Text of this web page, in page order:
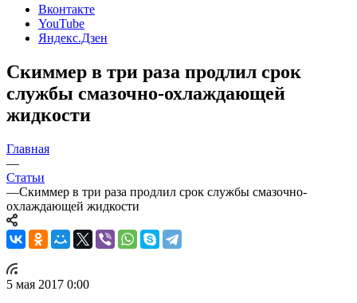
Вконтакте
YouTube
Яндекс.Дзен
Скиммер в три раза продлил срок
службы смазочно-охлаждающей
жидкости
Главная
—
Статьи
—Скиммер в три раза продлил срок службы смазочно-
охлаждающей жидкости
5 мая 2017 0:00